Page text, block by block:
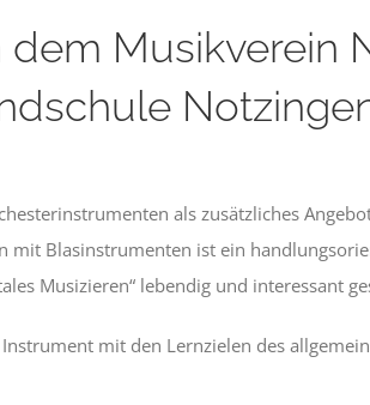
Musikverein
als zusätzliches
mit Blasinstrumenten ist ein
Musizieren“ lebendig und interessant
Instrument mit den Lernzielen des